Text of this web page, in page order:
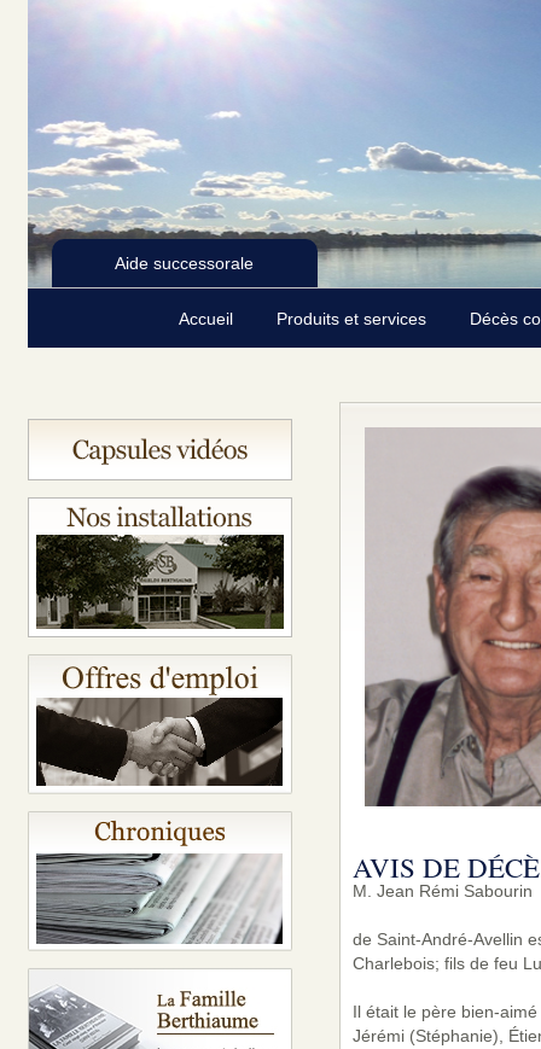
Aide successorale
Accueil Produits et services Décès
AVIS DE
M. Jean Rémi Sabourin
de Saint-André-Avellin
Charlebois; fils de feu
Il était le père bien-
Jérémi (Stéphanie),